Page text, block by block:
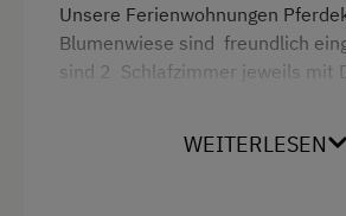
Unsere Ferienwohnungen
Blumenwiese sind freundlich
sind 2 Schlafzimmer jeweils mit
Vorraum mit Gardarobe, Bad
WEITERLESEN